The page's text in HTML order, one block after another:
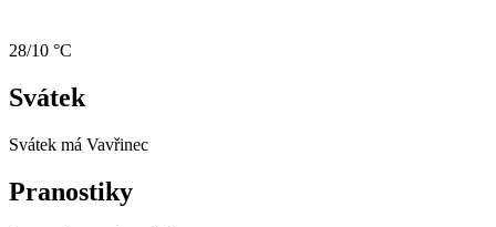
28/10 °C
Svátek
Svátek má Vavřinec
Pranostiky